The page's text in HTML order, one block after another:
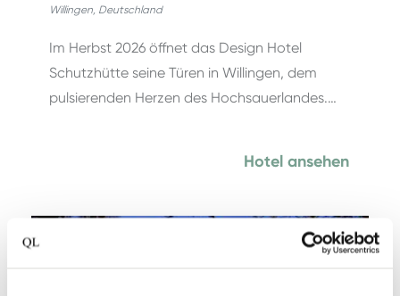
Willingen, Deutschland
Im Herbst 2026 öffnet das Design Hotel
Schutzhütte seine Türen in Willingen, dem
pulsierenden Herzen des Hochsauerlandes.…
Hotel ansehen